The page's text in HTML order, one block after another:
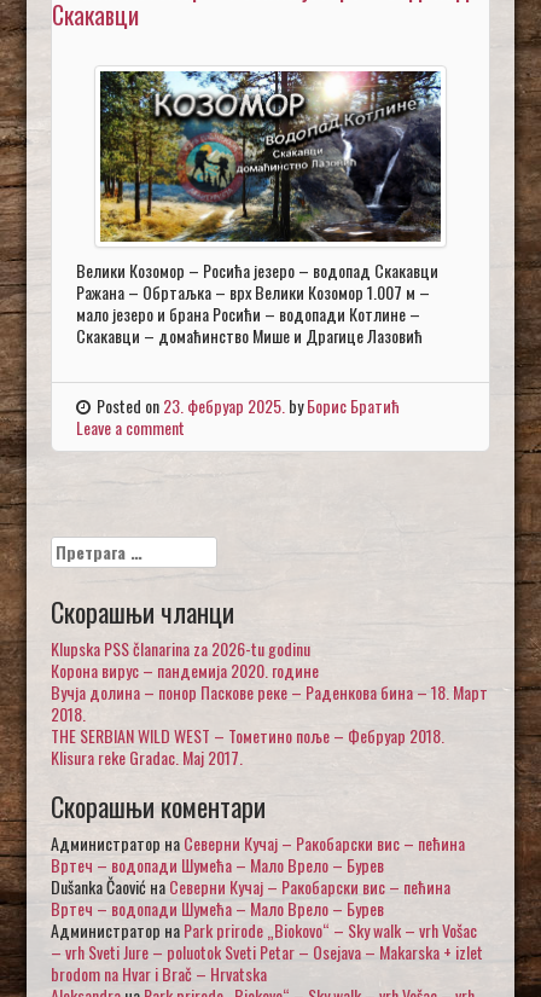
Скакавци
Велики Козомор – Росића језеро – водопад Скакавци
Ражана – Обртаљка – врх Велики Козомор 1.007 м –
мало језеро и брана Росићи – водопади Котлине –
Скакавци – домаћинство Мише и Драгице Лазовић
Posted on23. фебруар 2025. byБорис Братић
Leave a comment
Претрага
за:
Скорашњи чланци
Klupska PSS članarina za 2026-tu godinu
Корона вирус – пандемија 2020. године
Вучја долина – понор Паскове реке – Раденкова бина – 18. Март
2018.
THE SERBIAN WILD WEST – Тометино поље – Фебруар 2018.
Klisura reke Gradac. Maj 2017.
Скорашњи коментари
Администратор наСеверни Кучај – Ракобарски вис – пећина
Вртеч – водопади Шумећа – Мало Врело – Бурев
Dušanka ČaovićнаСеверни Кучај – Ракобарски вис – пећина
Вртеч – водопади Шумећа – Мало Врело – Бурев
Администратор наPark prirode „Biokovo“ – Sky walk – vrh Vošac
– vrh Sveti Jure – poluotok Sveti Petar – Osejava – Makarska + izlet
brodom na Hvar i Brač – Hrvatska